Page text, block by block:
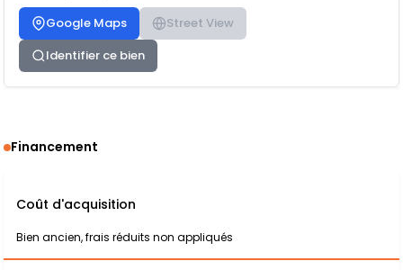
Google Maps
Street View
Identifier ce bien
Financement
Coût d'acquisition
Bien ancien, frais réduits non appliqués